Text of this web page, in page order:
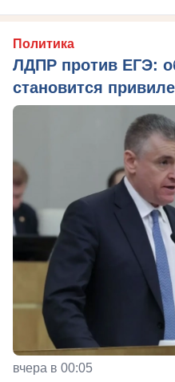
Политика
ЛДПР против ЕГЭ:
становится
вчера в 00:05